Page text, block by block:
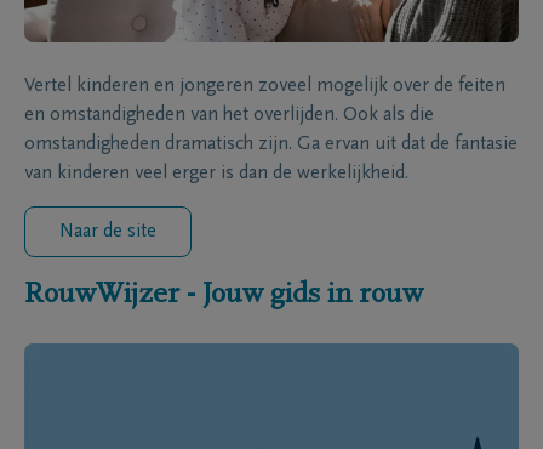
Vertel kinderen en jongeren zoveel mogelijk over de feiten
en omstandigheden van het overlijden. Ook als die
omstandigheden dramatisch zijn. Ga ervan uit dat de fantasie
van kinderen veel erger is dan de werkelijkheid.
Naar de site
RouwWijzer - Jouw gids in rouw